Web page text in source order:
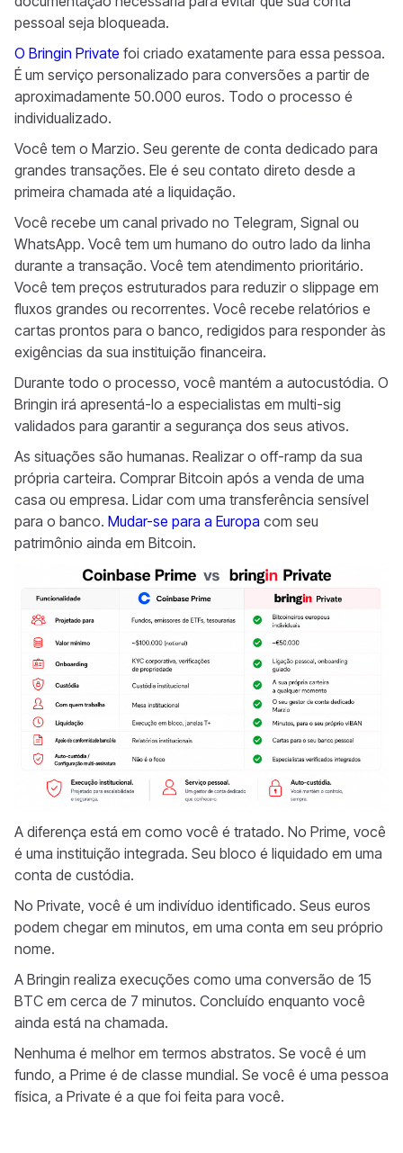
pessoal seja bloqueada.
O Bringin Private foi criado exatamente para essa pessoa.
É um serviço personalizado para conversões a partir de
aproximadamente 50.000 euros. Todo o processo é
individualizado.
Você tem o Marzio. Seu gerente de conta dedicado para
grandes transações. Ele é seu contato direto desde a
primeira chamada até a liquidação.
Você recebe um canal privado no Telegram, Signal ou
WhatsApp. Você tem um humano do outro lado da linha
durante a transação. Você tem atendimento prioritário.
Você tem preços estruturados para reduzir o slippage em
fluxos grandes ou recorrentes. Você recebe relatórios e
cartas prontos para o banco, redigidos para responder às
exigências da sua instituição financeira.
Durante todo o processo, você mantém a autocustódia. O
Bringin irá apresentá-lo a especialistas em multi-sig
validados para garantir a segurança dos seus ativos.
As situações são humanas. Realizar o off-ramp da sua
própria carteira. Comprar Bitcoin após a venda de uma
casa ou empresa. Lidar com uma transferência sensível
para o banco. Mudar-se para a Europa com seu
patrimônio ainda em Bitcoin.
A diferença está em como você é tratado. No Prime, você
é uma instituição integrada. Seu bloco é liquidado em uma
conta de custódia.
No Private, você é um indivíduo identificado. Seus euros
podem chegar em minutos, em uma conta em seu próprio
nome.
A Bringin realiza execuções como uma conversão de 15
BTC em cerca de 7 minutos. Concluído enquanto você
ainda está na chamada.
Nenhuma é melhor em termos abstratos. Se você é um
fundo, a Prime é de classe mundial. Se você é uma pessoa
física, a Private é a que foi feita para você.